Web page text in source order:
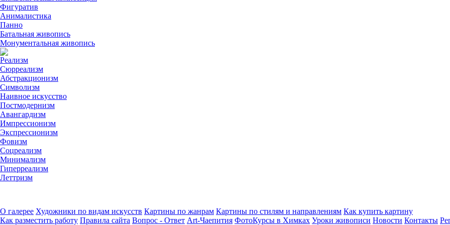
Фигуратив
Анималистикa
Панно
Батальная живопись
Монументальная живопись
Реализм
Сюрреализм
Абстракционизм
Символизм
Наивное искусство
Постмодернизм
Авангардизм
Импрессионизм
Экспрессионизм
Фовизм
Соцреализм
Минимализм
Гиперреализм
Леттризм
О галерее Художники по видам искусств Картины по жанрам Картины по стилям и направлениям Как купить картину
Как разместить работу Правила сайта Вопрос - Ответ Art-Чаепития ФотоКурсы в Химках Уроки живописи Новости Контакты